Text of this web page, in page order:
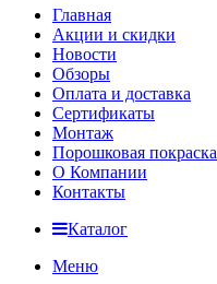
Главная
Акции и скидки
Новости
Обзоры
Оплата и доставка
Сертификаты
Монтаж
Порошковая покраска
О Компании
Контакты
Каталог
Меню